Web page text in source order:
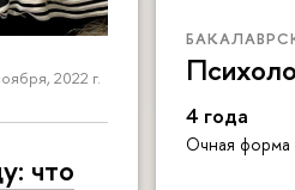
4 года
Очная форма
2022 г.
что